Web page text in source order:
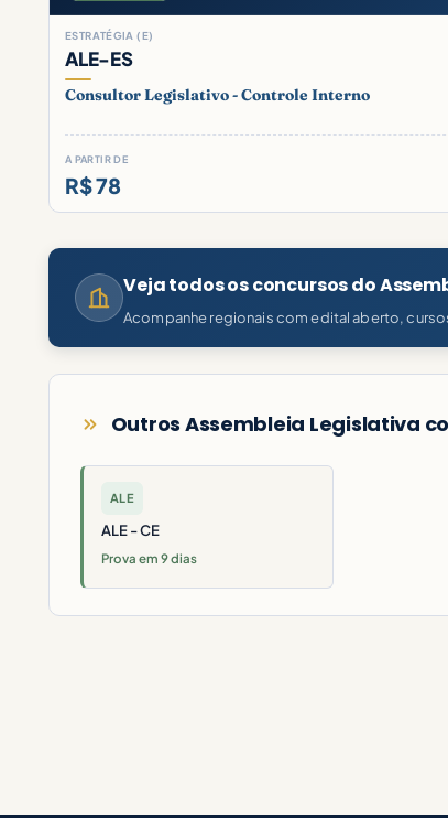
ESTRATÉGIA (E)
ALE-ES
Consultor Legislativo - Controle Interno
A PARTIR DE
R$ 78
Veja todos os concursos do
Acompanhe regionais com edital aberto,
Outros Assembleia Legislativa
ALE
ALE - CE
Prova em 9 dias